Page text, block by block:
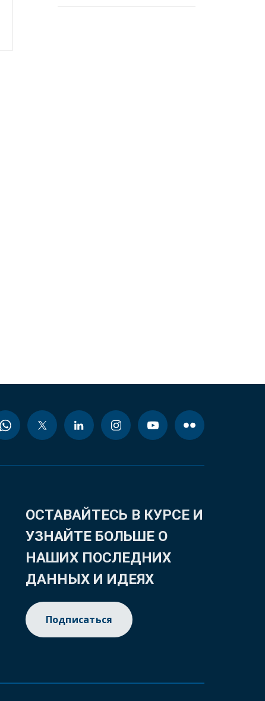
ОСТАВАЙТЕСЬ В КУРСЕ И
УЗНАЙТЕ БОЛЬШЕ О
НАШИХ ПОСЛЕДНИХ
ДАННЫХ И ИДЕЯХ
Подписаться